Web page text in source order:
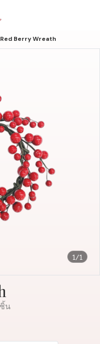
Red Berry Wreath
1/1
น